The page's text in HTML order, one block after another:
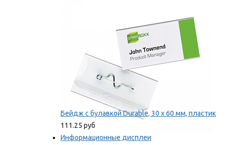
Бейдж с булавкой Durable, 30 х 60 мм, пластик
111.25 руб
Информационные дисплеи